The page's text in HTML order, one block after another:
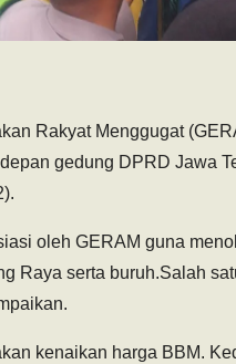
Rakyat Menggugat
gedung DPRD Jawa
oleh GERAM guna
Raya serta buruh.Salah
kenaikan harga BBM.